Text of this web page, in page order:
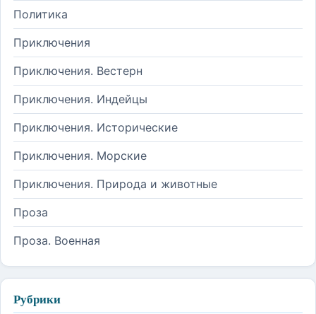
Политика
Приключения
Приключения. Вестерн
Приключения. Индейцы
Приключения. Исторические
Приключения. Морские
Приключения. Природа и животные
Проза
Проза. Военная
Рубрики